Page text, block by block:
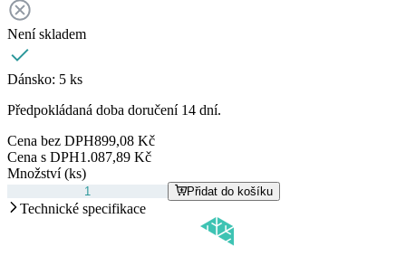
Není skladem
Dánsko: 5 ks
Předpokládaná doba doručení 14 dní.
Cena bez DPH899,08 Kč
Cena s DPH1.087,89 Kč
Množství (ks)
Přidat do košíku
Technické specifikace